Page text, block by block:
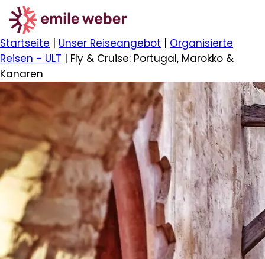
Startseite | Unser Reiseangebot | Organisierte
Reisen - ULT | Fly & Cruise: Portugal, Marokko &
Kanaren